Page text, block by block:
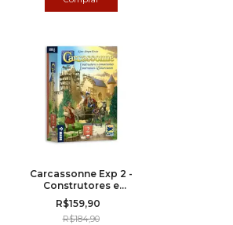
Carcassonne Exp 2 -
Construtores e
Comerciantes Nova
Edição
R$159,90
R$184,90